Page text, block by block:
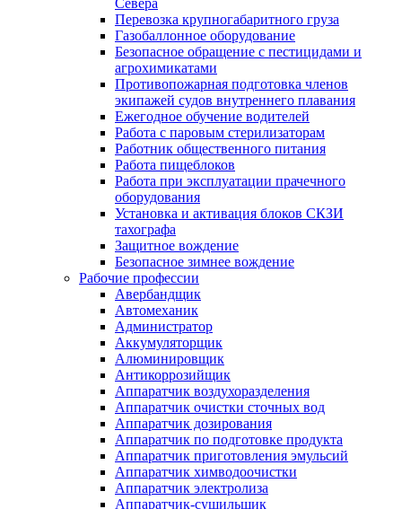
Севера
Перевозка крупногабаритного груза
Газобаллонное оборудование
Безопасное обращение с пестицидами и
агрохимикатами
Противопожарная подготовка членов
экипажей судов внутреннего плавания
Ежегодное обучение водителей
Работа с паровым стерилизаторам
Работник общественного питания
Работа пищеблоков
Работа при эксплуатации прачечного
оборудования
Установка и активация блоков СКЗИ
тахографа
Защитное вождение
Безопасное зимнее вождение
Рабочие профессии
Авербандщик
Автомеханик
Администратор
Аккумуляторщик
Алюминировщик
Антикоррозийщик
Аппаратчик воздухоразделения
Аппаратчик очистки сточных вод
Аппаратчик дозирования
Аппаратчик по подготовке продукта
Аппаратчик приготовления эмульсий
Аппаратчик химводоочистки
Аппаратчик электролиза
Аппаратчик-сушильщик